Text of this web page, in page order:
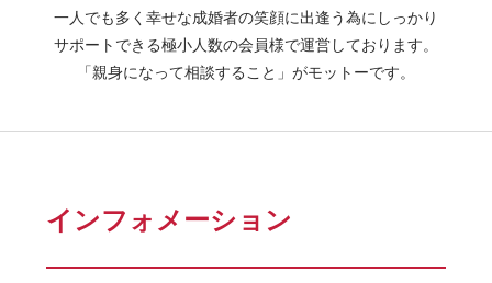
一人でも多く幸せな成婚者の笑顔に出逢う為にしっかり
サポートできる極小人数の会員様で運営しております。
「親身になって相談すること」がモットーです。
インフォメーション